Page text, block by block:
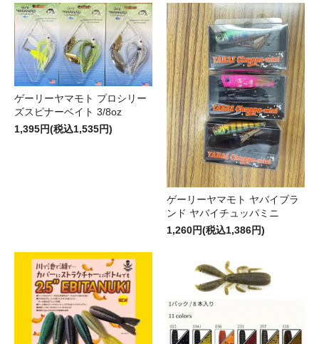
ゲーリーヤマモト プロシリー
ズスピナーベイト 3/8oz
1,395円(税込1,535円)
ゲーリーヤマモト ヤバイブラ
ンド ヤバイチュッパミニ
1,260円(税込1,386円)